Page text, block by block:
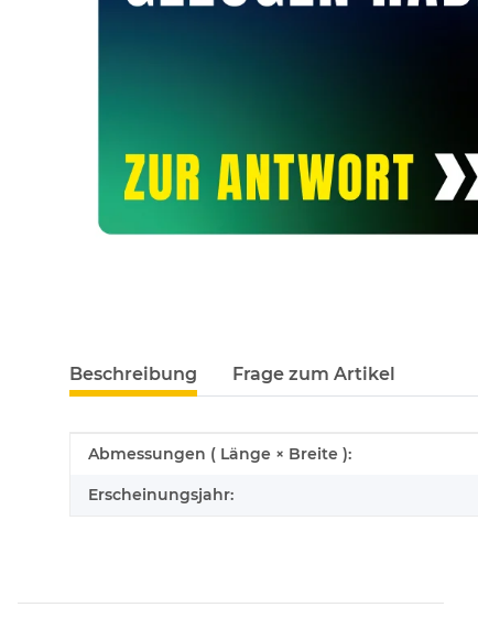
Beschreibung Frage zum Artikel
Produkteigenschaft
Wert
Abmessungen ( Länge × Breite ):
Erscheinungsjahr: